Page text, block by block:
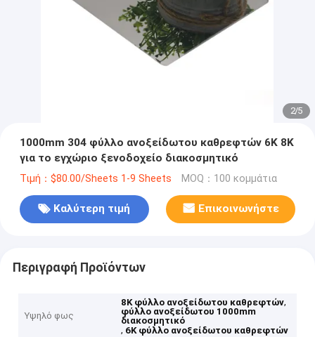
2/5
1000mm 304 φύλλο ανοξείδωτου καθρεφτών 6K 8K
για το εγχώριο ξενοδοχείο διακοσμητικό
Τιμή：$80.00/Sheets 1-9 Sheets MOQ：100 κομμάτια
Καλύτερη τιμή Επικοινωνήστε
Περιγραφή Προϊόντων
Υψηλό φως
8K φύλλο ανοξείδωτου καθρεφτών,
φύλλο ανοξείδωτου 1000mm
διακοσμητικό
, 6K φύλλο ανοξείδωτου καθρεφτών